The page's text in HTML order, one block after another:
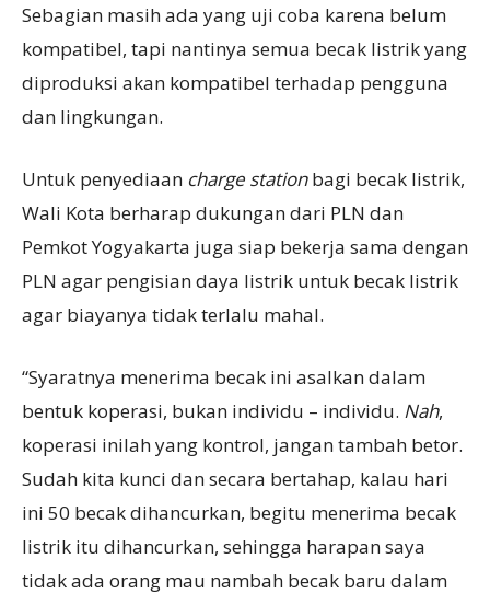
Sebagian masih ada yang uji coba karena belum
kompatibel, tapi nantinya semua becak listrik yang
diproduksi akan kompatibel terhadap pengguna
dan lingkungan.
Untuk penyediaan charge stationbagi becak listrik,
Wali Kota berharap dukungan dari PLN dan
Pemkot Yogyakarta juga siap bekerja sama dengan
PLN agar pengisian daya listrik untuk becak listrik
agar biayanya tidak terlalu mahal.
“Syaratnya menerima becak ini asalkan dalam
bentuk koperasi, bukan individu – individu. Nah,
koperasi inilah yang kontrol, jangan tambah betor.
Sudah kita kunci dan secara bertahap, kalau hari
ini 50 becak dihancurkan, begitu menerima becak
listrik itu dihancurkan, sehingga harapan saya
tidak ada orang mau nambah becak baru dalam